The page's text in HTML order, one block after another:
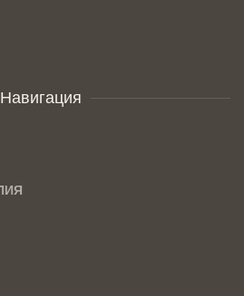
Навигация